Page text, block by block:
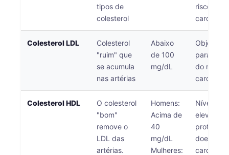
tipos de
colesterol
risco de
Colesterol LDL
Colesterol
"ruim" que
se acumula
nas artérias
Abaixo
de 100
mg/dL
Objetivo
para a
do risco
Colesterol HDL
O colesterol
"bom"
remove o
LDL das
artérias.
Homens:
Acima de
40
mg/dL
Mulheres:
Níveis
elevados
doenças
অসমীয়া
Galego
Македонски јазик
Euskara